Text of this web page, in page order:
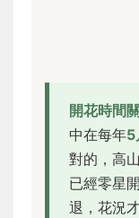
開花時間
中在每年5
對的，高
已經零星
退，花況